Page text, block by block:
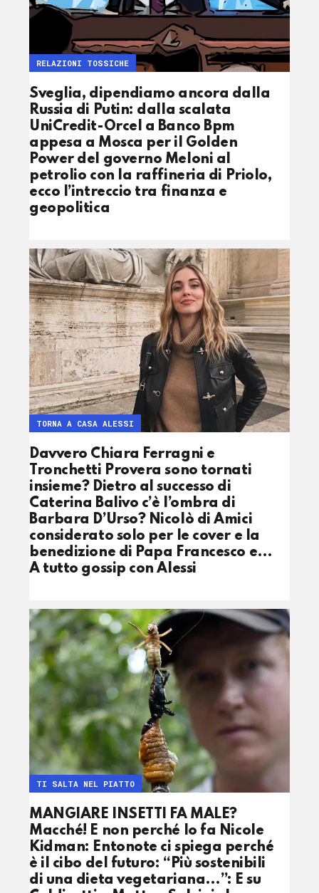
Sveglia, dipendiamo ancora dalla
Russia di Putin: dalla scalata
UniCredit-Orcel a Banco Bpm
appesa a Mosca per il Golden
Power del governo Meloni al
petrolio con la raffineria di Priolo,
ecco l’intreccio tra finanza e
geopolitica
RELAZIONI TOSSICHE
Davvero Chiara Ferragni e
Tronchetti Provera sono tornati
insieme? Dietro al successo di
Caterina Balivo c’è l’ombra di
Barbara D’Urso? Nicolò di Amici
considerato solo per le cover e la
benedizione di Papa Francesco e…
A tutto gossip con Alessi
TORNA A CASA ALESSI
MANGIARE INSETTI FA MALE?
Macché! E non perché lo fa Nicole
Kidman: Entonote ci spiega perché
è il cibo del futuro: “Più sostenibili
di una dieta vegetariana…”: E su
TI SALTA NEL PIATTO